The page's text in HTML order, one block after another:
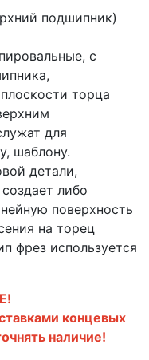
подшипник)
с
торца
для
шаблону.
детали,
либо
поверхность
на торец
фрез используется
концевых
наличие!